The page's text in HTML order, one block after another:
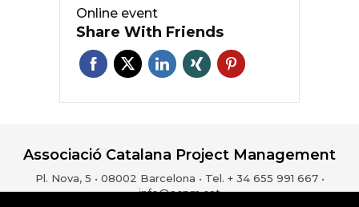
Online event
Share With Friends
Associació Catalana Project Management
Pl. Nova, 5 • 08002 Barcelona • Tel. + 34 655 991 667 •
info@acpm.cat